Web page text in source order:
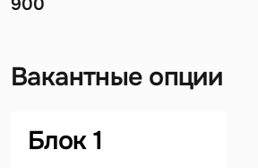
Вакантные опции
Блок 1
Задайте свой